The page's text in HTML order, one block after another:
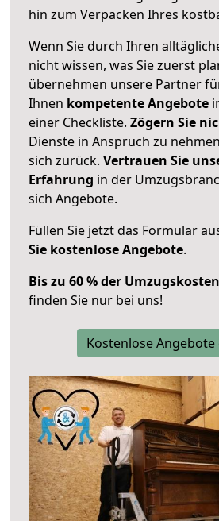
hin zum Verpacken Ihres
Wenn Sie durch Ihren
nicht wissen, was Sie zuerst
übernehmen unsere Partner
Ihnen kompetente Angebote
einer Checkliste. Zögern Sie
Dienste in Anspruch zu
sich zurück. Vertrauen Sie
Erfahrung in der
sich Angebote.
Füllen Sie jetzt das Formular
Sie kostenlose Angebote.
Bis zu 60 % der
finden Sie nur bei uns!
Kostenlose